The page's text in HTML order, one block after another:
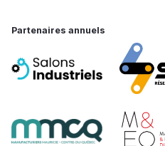
Partenaires annuels